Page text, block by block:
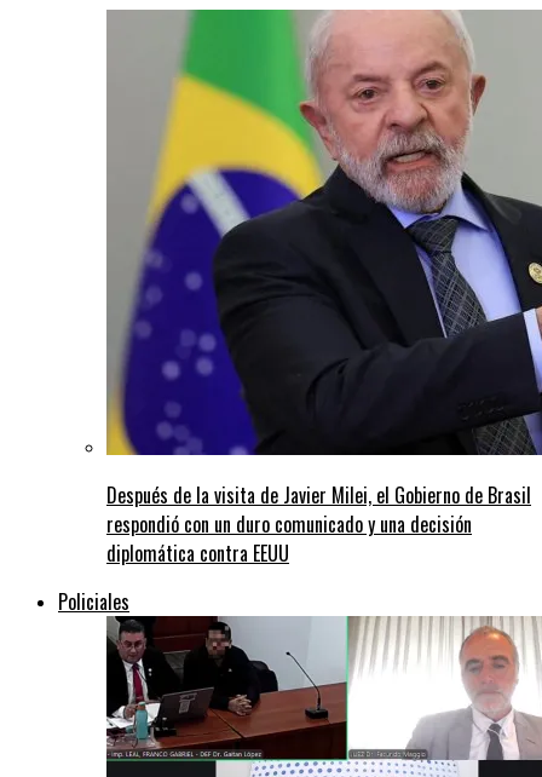
Después de la visita de Javier Milei, el Gobierno de Brasil
respondió con un duro comunicado y una decisión
diplomática contra EEUU
Policiales